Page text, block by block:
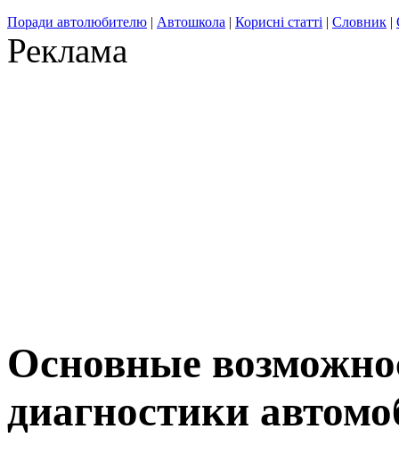
Поради автолюбителю | Автошкола | Корисні статті | Словник |
Реклама
Основные
диагностики